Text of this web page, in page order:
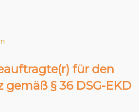
für den
§ 36 DSG-EKD